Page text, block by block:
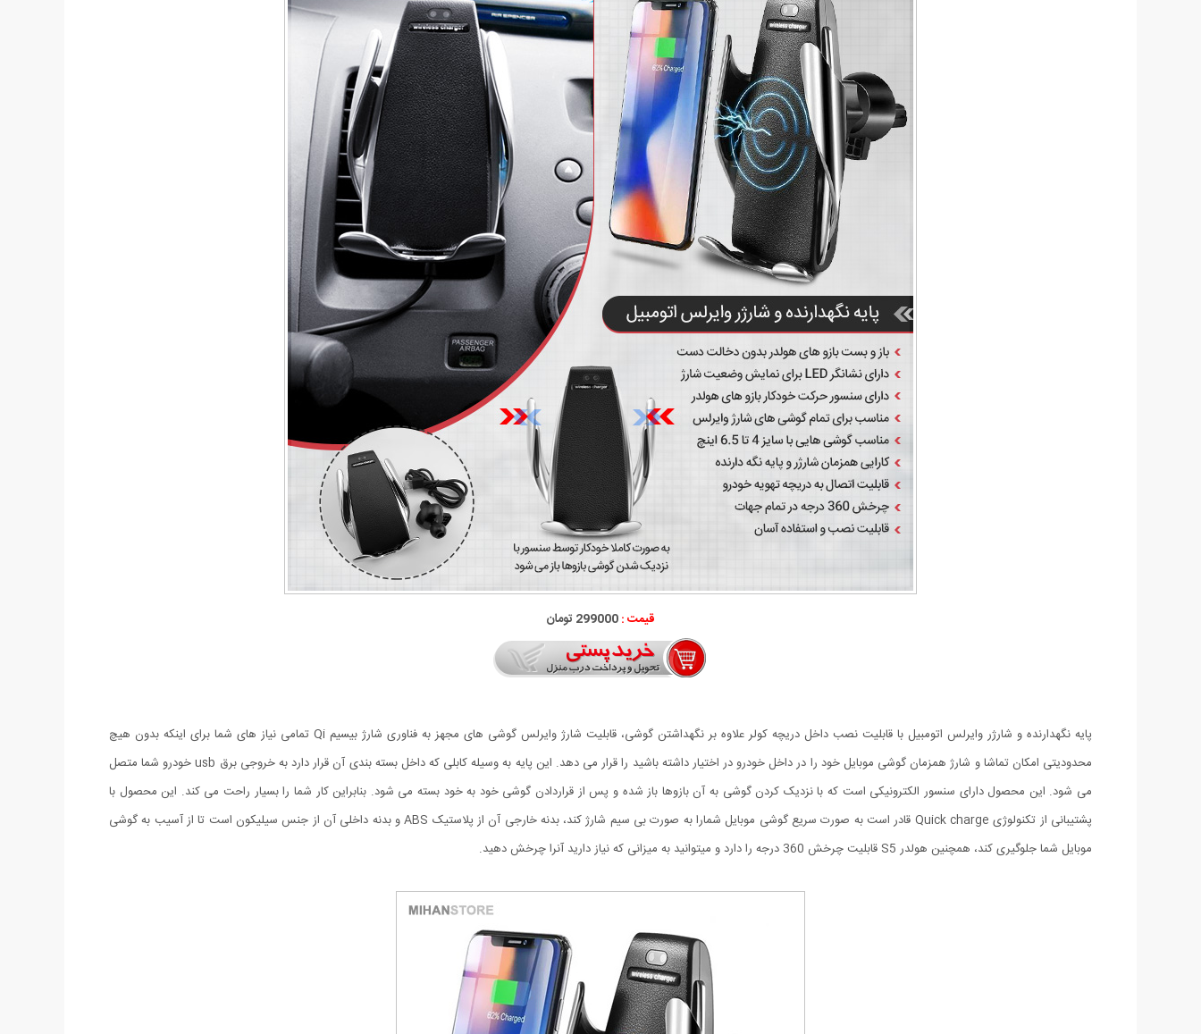
قیمت :299000 تومان
پایه نگهدارنده و شارژر وایرلس اتومبیل با قابلیت نصب داخل دریچه کولر علاوه بر نگهداشتن گوشی، قابلیت شارژ وایرلس گوشی های مجهز به فناوری شارژ بیسیم Qi تمامی نیاز های شما برای اینکه بدون هیچ
محدودیتی امکان تماشا و شارژ همزمان گوشی موبایل خود را در داخل خودرو در اختیار داشته باشید را قرار می دهد. این پایه به وسیله کابلی که داخل بسته بندی آن قرار دارد به خروجی برق usb خودرو شما متصل
می شود. این محصول دارای سنسور الکترونیکی است که با نزدیک کردن گوشی به آن بازوها باز شده و پس از قراردادن گوشی خود به خود بسته می شود. بنابراین کار شما را بسیار راحت می کند. این محصول با
پشتیبانی از تکنولوژی Quick charge قادر است به صورت سریع گوشی موبایل شمارا به صورت بی سیم شارژ کند، بدنه خارجی آن از پلاستیک ABS و بدنه داخلی آن از جنس سیلیکون است تا از آسیب به گوشی
موبایل شما جلوگیری کند، همچنین هولدر S5 قابلیت چرخش 360 درجه را دارد و میتوانید به میزانی که نیاز دارید آنرا چرخش دهید.